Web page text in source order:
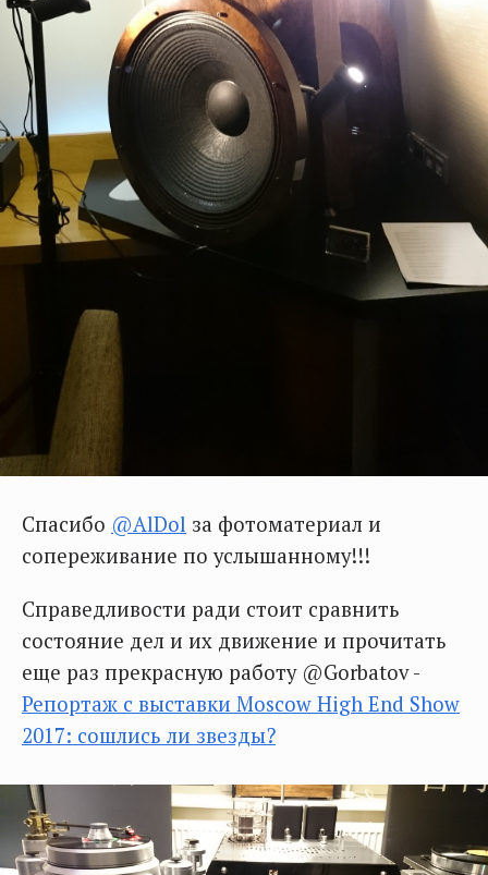
Спасибо @AlDol за фотоматериал и
сопереживание по услышанному!!!
Справедливости ради стоит сравнить
состояние дел и их движение и прочитать
еще раз прекрасную работу @Gorbatov -
Репортаж с выставки Moscow High End Show
2017: сошлись ли звезды?